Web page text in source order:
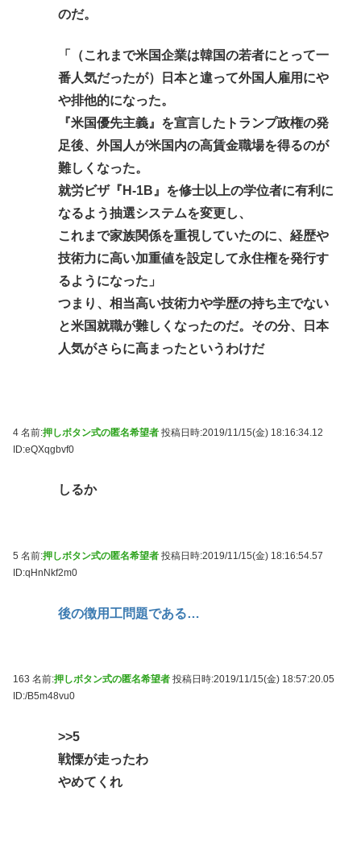
のだ。
「（これまで米国企業は韓国の若者にとって一
番人気だったが）日本と違って外国人雇用にや
や排他的になった。
『米国優先主義』を宣言したトランプ政権の発
足後、外国人が米国内の高賃金職場を得るのが
難しくなった。
就労ビザ『H-1B』を修士以上の学位者に有利に
なるよう抽選システムを変更し、
これまで家族関係を重視していたのに、経歴や
技術力に高い加重値を設定して永住権を発行す
るようになった」
つまり、相当高い技術力や学歴の持ち主でない
と米国就職が難しくなったのだ。その分、日本
人気がさらに高まったというわけだ
4 名前:押しボタン式の匿名希望者 投稿日時:2019/11/15(金) 18:16:34.12
ID:eQXqgbvf0
しるか
5 名前:押しボタン式の匿名希望者 投稿日時:2019/11/15(金) 18:16:54.57
ID:qHnNkf2m0
後の徴用工問題である…
163 名前:押しボタン式の匿名希望者 投稿日時:2019/11/15(金) 18:57:20.05
ID:/B5m48vu0
>>5
戦慄が走ったわ
やめてくれ